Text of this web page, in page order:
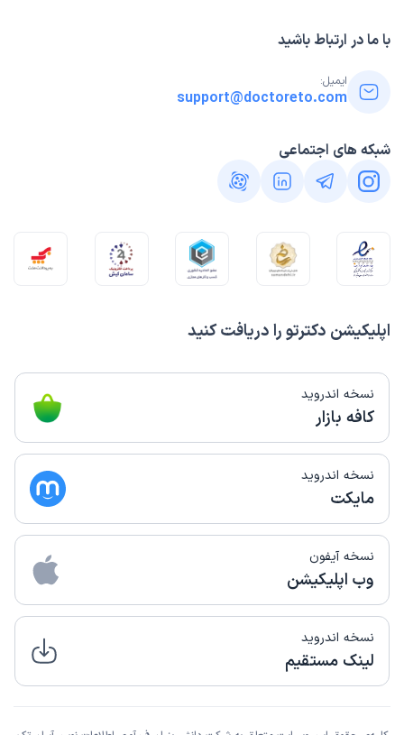
اپلیکیشن دکترتو را دریافت کنید
نسخه اندروید
کافه بازار
نسخه اندروید
مایکت
نسخه آیفون
وب اپلیکیشن
نسخه اندروید
لینک مستقیم
با ما در ارتباط باشید
ایمیل:
support@doctoreto.com
شبکه های اجتماعی